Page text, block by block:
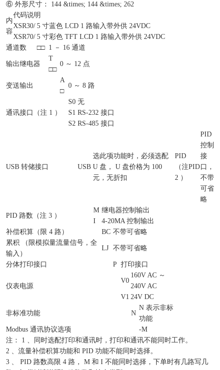
⑥ 外形尺寸： 144 &times; 144 &times; 262
内
容
代码说明
XSR30/ 5 寸蓝色 LCD 1 路输入带外供 24VDC
XSR70/ 5 寸彩色 TFT LCD 1 路输入带外供 24VDC
通道数
□□ 1 － 16 通道
输出继电器
T
□□
0 ～ 12 点
变送输出
A
□
0 ～ 8 路
通讯接口（注 1 ）
S0 无
S1 RS-232 接口
S2 RS-485 接口
USB 转储接口 USB
选此项功能时，必须选配
U 盘， U 盘价格为 100
元，无折扣
PID
（注
2 ）
PID
PID
控制
接
口，
不带
可省
略
PID 路数（注 3 ）
M 继电器控制输出
I
4-20MA 控制输出
补偿积算（限 4 路）
BC 不带可省略
累积 （限模拟量流量信号，全
输入）
LJ 不带可省略
分体打印接口 P 打印接口
仪表电源
V0
160V AC ～
240V AC
V1 24V DC
非标准功能 N
N 表示非标
功能
Modbus 通讯协议选项
-M
注： 1 、同时选配打印和通讯时，打印和通讯不能同时工作。
2 、流量补偿积算功能和 PID 功能不能同时选择。
3 、 PID 路数高限 4 路， M 和 I 不能同时选择，下单时有几路写几